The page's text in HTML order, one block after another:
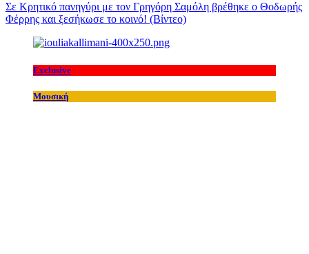
Σε Κρητικό πανηγύρι με τον Γρηγόρη Σαμόλη βρέθηκε ο Θοδωρής
Φέρρης και ξεσήκωσε το κοινό! (Βίντεο)
Exclusive
Μουσική